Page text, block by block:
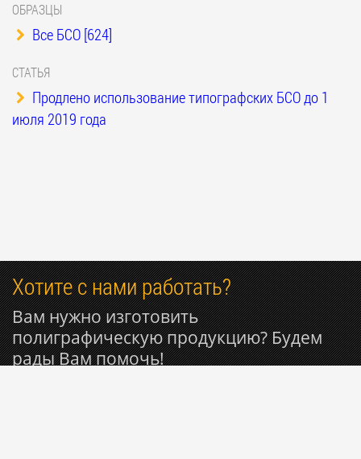
ОБРАЗЦЫ
Все БСО [624]
СТАТЬЯ
Продлено использование типографских БСО до 1
июля 2019 года
Хотите с нами работать?
Вам нужно изготовить
полиграфическую продукцию? Будем
рады Вам помочь!